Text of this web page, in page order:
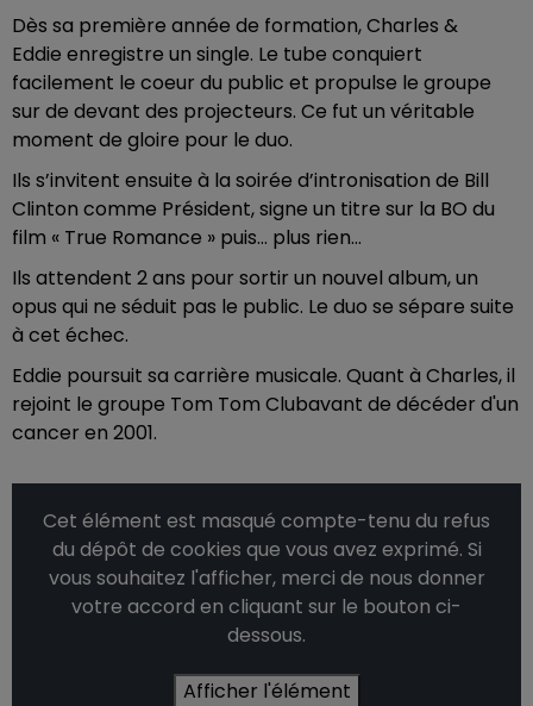
Dès sa première année de formation, Charles &
Eddie enregistre un single. Le tube conquiert
facilement le coeur du public et propulse le groupe
sur de devant des projecteurs. Ce fut un véritable
moment de gloire pour le duo.
Ils s’invitent ensuite à la soirée d’intronisation de Bill
Clinton comme Président, signe un titre sur la BO du
film « True Romance » puis… plus rien…
Ils attendent 2 ans pour sortir un nouvel album, un
opus qui ne séduit pas le public. Le duo se sépare suite
à cet échec.
Eddie poursuit sa carrière musicale. Quant à Charles, il
rejoint le groupe Tom Tom Clubavant de décéder d'un
cancer en 2001.
Cet élément est masqué compte-tenu du refus
du dépôt de cookies que vous avez exprimé. Si
vous souhaitez l'afficher, merci de nous donner
votre accord en cliquant sur le bouton ci-
dessous.
Afficher l'élément